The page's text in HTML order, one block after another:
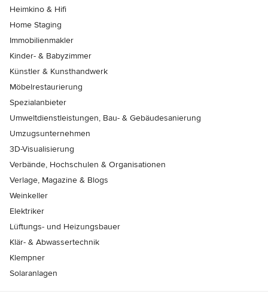
Heimkino & Hifi
Home Staging
Immobilienmakler
Kinder- & Babyzimmer
Künstler & Kunsthandwerk
Möbelrestaurierung
Spezialanbieter
Umweltdienstleistungen, Bau- & Gebäudesanierung
Umzugsunternehmen
3D-Visualisierung
Verbände, Hochschulen & Organisationen
Verlage, Magazine & Blogs
Weinkeller
Elektriker
Lüftungs- und Heizungsbauer
Klär- & Abwassertechnik
Klempner
Solaranlagen